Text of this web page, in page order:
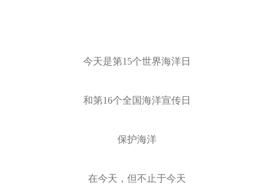
今天是第15个世界海洋日
和第16个全国海洋宣传日
保护海洋
在今天，但不止于今天